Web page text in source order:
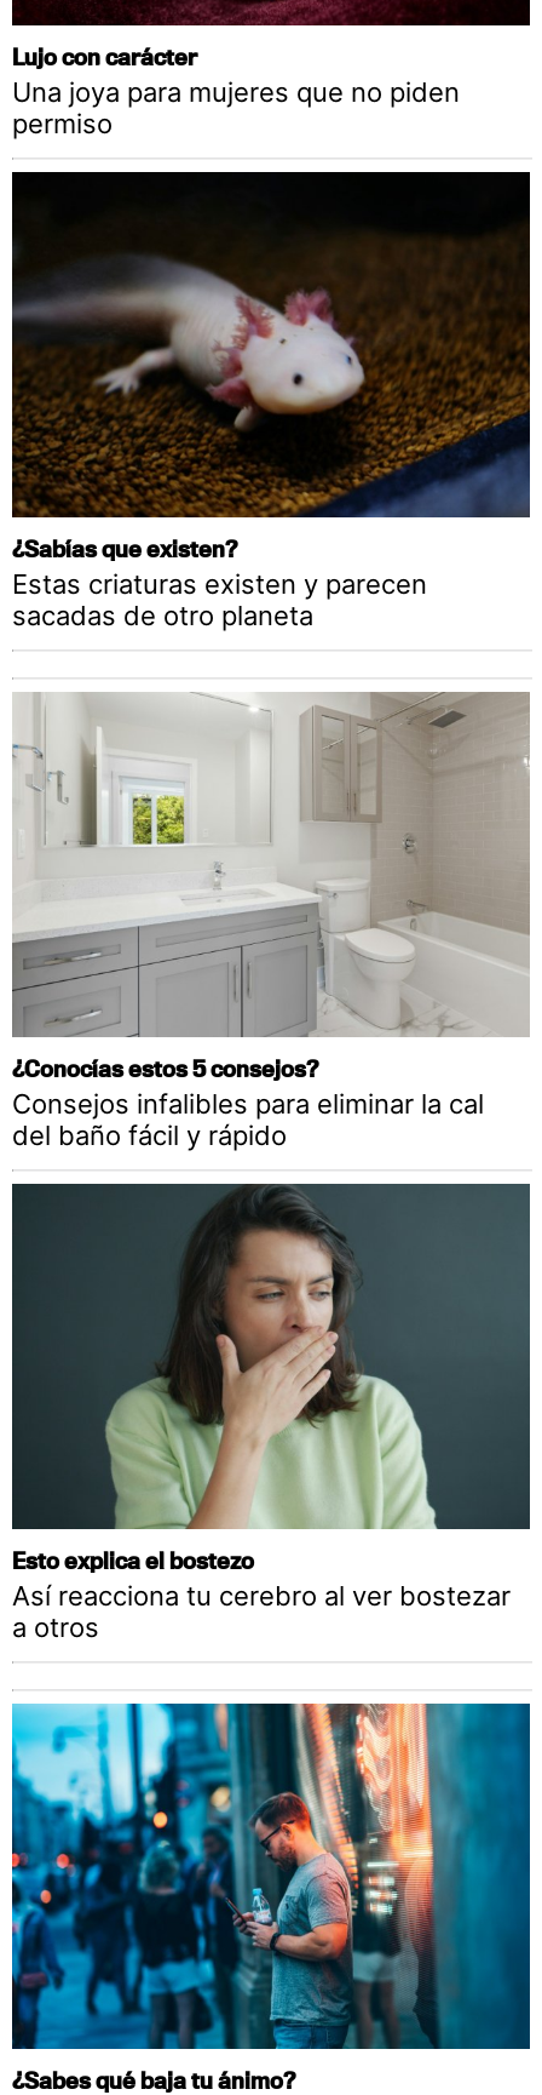
Lujo con carácter
Una joya para mujeres que no piden
permiso
¿Sabías que existen?
Estas criaturas existen y parecen
sacadas de otro planeta
¿Conocías estos 5 consejos?
Consejos infalibles para eliminar la cal
del baño fácil y rápido
Esto explica el bostezo
Así reacciona tu cerebro al ver bostezar
a otros
¿Sabes qué baja tu ánimo?